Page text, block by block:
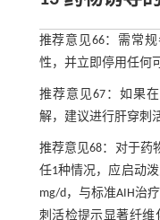
推荐意见66：需常
性，并立即停用任何
推荐意见67：如果
解，建议进行肝穿刺
推荐意见68：对于药
任1种情况，应启动泼
mg/d，与标准AIH治
刺活检提示显著纤维